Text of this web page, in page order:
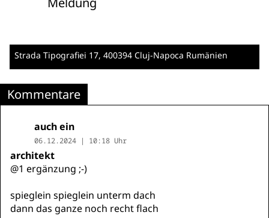
Strada Tipografiei 17, 400394 Cluj-Napoca Rumänien
Kommentare
auch ein
06.12.2024 | 10:18 Uhr
architekt
@1 ergänzung ;-)
spieglein spieglein unterm dach
dann das ganze noch recht flach